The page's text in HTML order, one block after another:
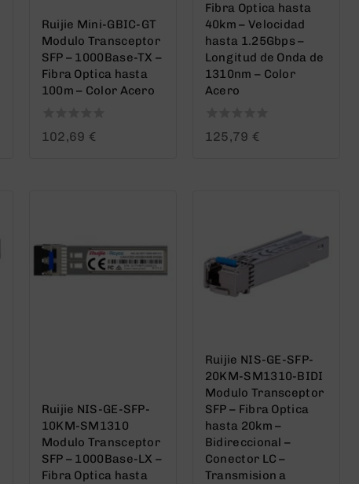
Ruijie Mini-GBIC-GT
Modulo Transceptor
SFP – 1000Base-TX –
Fibra Optica hasta
100m – Color Acero
0
102,69 €
Fibra Optica hasta
40km – Velocidad
hasta 1.25Gbps –
Longitud de Onda de
1310nm – Color
Acero
0
125,79 €
Ruijie NIS-GE-SFP-
10KM-SM1310
Modulo Transceptor
SFP – 1000Base-LX –
Fibra Optica hasta
Ruijie NIS-GE-SFP-
20KM-SM1310-BIDI
Modulo Transceptor
SFP – Fibra Optica
hasta 20km –
Bidireccional –
Conector LC –
Transmision a